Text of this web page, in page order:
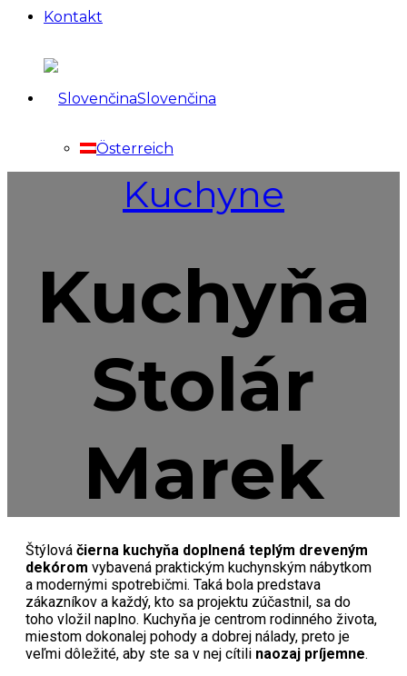
Kontakt
Slovenčina
Österreich
Kuchyne
Kuchyňa
Stolár
Marek
Štýlová čierna kuchyňa doplnená teplým dreveným
dekórom vybavená praktickým kuchynským nábytkom
a modernými spotrebičmi. Taká bola predstava
zákazníkov a každý, kto sa projektu zúčastnil, sa do
toho vložil naplno. Kuchyňa je centrom rodinného života,
miestom dokonalej pohody a dobrej nálady, preto je
veľmi dôležité, aby ste sa v nej cítili naozaj príjemne.